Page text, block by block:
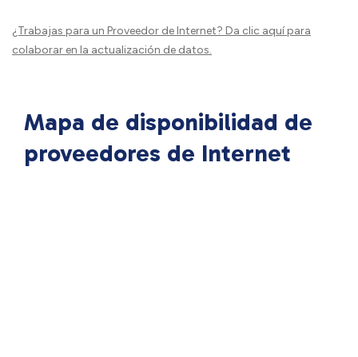
¿Trabajas para un Proveedor de Internet? Da clic aquípara
colaborar en la actualización de datos.
Mapa de disponibilidad de
proveedores de Internet